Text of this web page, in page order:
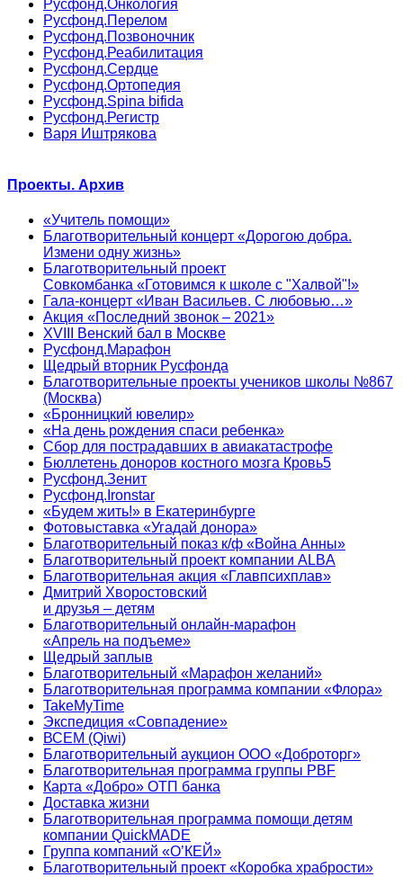
Русфонд.Онкология
Русфонд.Перелом
Русфонд.Позвоночник
Русфонд.Реабилитация
Русфонд.Сердце
Русфонд.Ортопедия
Русфонд.Spina bifida
Русфонд.Регистр
Варя Иштрякова
Проекты. Архив
«Учитель помощи»
Благотворительный концерт «Дорогою добра.
Измени одну жизнь»
Благотворительный проект
Совкомбанка «Готовимся к школе с "Халвой"!»
Гала-концерт «Иван Васильев. С любовью…»
Акция «Последний звонок – 2021»
XVIII Венский бал в Москве
Русфонд.Марафон
Щедрый вторник Русфонда
Благотворительные проекты учеников школы №867
(Москва)
«Бронницкий ювелир»
«На день рождения спаси ребенка»
Сбор для пострадавших в авиакатастрофе
Бюллетень доноров костного мозга Кровь5
Русфонд.Зенит
Русфонд.Ironstar
«Будем жить!» в Екатеринбурге
Фотовыставка «Угадай донора»
Благотворительный показ к/ф «Война Анны»
Благотворительный проект компании ALBA
Благотворительная акция «Главпсихплав»
Дмитрий Хворостовский
и друзья – детям
Благотворительный онлайн‑марафон
«Апрель на подъеме»
Щедрый заплыв
Благотворительный «Марафон желаний»
Благотворительная программа компании «Флора»
TakeMyTime
Экспедиция «Совпадение»
ВСЕМ (Qiwi)
Благотворительный аукцион ООО «Доброторг»
Благотворительная программа группы PBF
Карта «Добро» ОТП банка
Доставка жизни
Благотворительная программа помощи детям
компании QuickMADE
Группа компаний «О’КЕЙ»
Благотворительный проект «Коробка храбрости»